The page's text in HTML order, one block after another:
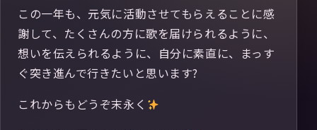
この一年も、元気に活動させてもらえることに感
謝して、たくさんの方に歌を届けられるように、
想いを伝えられるように、自分に素直に、まっす
ぐ突き進んで行きたいと思います?
これからもどうぞ末永く